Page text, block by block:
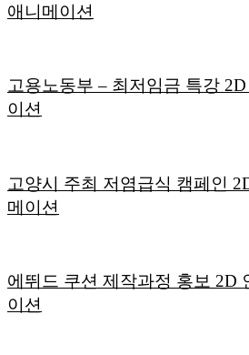
애니메이션
고용노동부 – 최저임금 특강
이션
고양시 주최 저염급식 캠페인
메이션
에뛰드 쿠션 제작과정 홍보 2D
이션